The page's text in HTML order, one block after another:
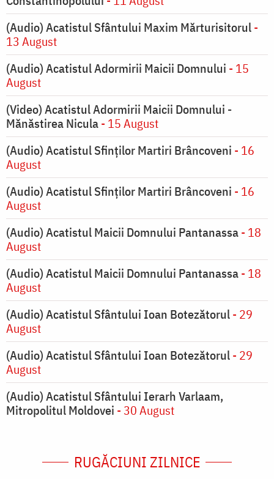
(Audio) Acatistul Sfântului Maxim Mărturisitorul-
13 August
(Audio) Acatistul Adormirii Maicii Domnului - 15
August
(Video) Acatistul Adormirii Maicii Domnului -
Mănăstirea Nicula- 15 August
(Audio) Acatistul Sfinților Martiri Brâncoveni - 16
August
(Audio) Acatistul Sfinților Martiri Brâncoveni - 16
August
(Audio) Acatistul Maicii Domnului Pantanassa- 18
August
(Audio) Acatistul Maicii Domnului Pantanassa- 18
August
(Audio) Acatistul Sfântului Ioan Botezătorul- 29
August
(Audio) Acatistul Sfântului Ioan Botezătorul- 29
August
(Audio) Acatistul Sfântului Ierarh Varlaam,
Mitropolitul Moldovei - 30 August
RUGĂCIUNI ZILNICE